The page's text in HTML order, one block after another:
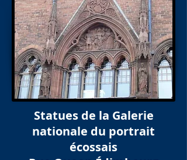
Statues de la Galerie
nationale du portrait
écossais